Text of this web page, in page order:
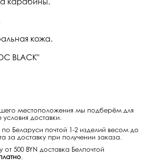
карабины.
кожа.
BLACK"
местоположения мы подберём для
доставки.
Беларуси почтой 1-2 изделий весом до
за доставку при получении заказа.
от 500 BYN доставка Белпочтой
.